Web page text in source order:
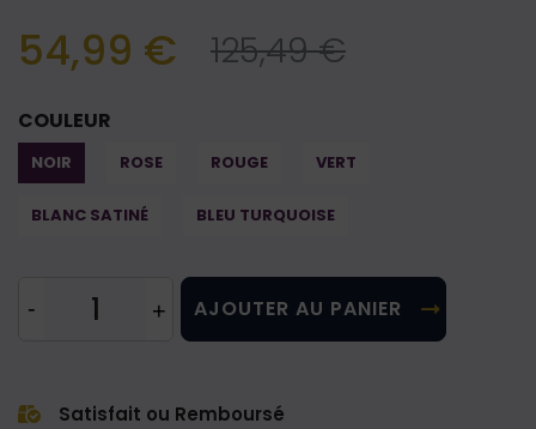
54,99 € 125,49 €
COULEUR
NOIR ROSE ROUGE VERT
BLANC SATINÉ BLEU TURQUOISE
AJOUTER AU PANIER
Satisfait ou Remboursé